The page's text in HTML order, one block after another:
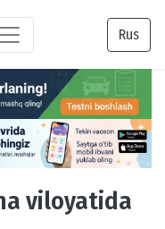
Rus
viloyatida